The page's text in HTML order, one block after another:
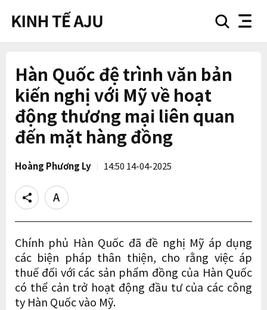
searchnav
Hàn Quốc đệ trình văn bản
kiến nghị với Mỹ về hoạt
động thương mại liên quan
đến mặt hàng đồng
Hoàng Phương Ly 14:50 14-04-2025
Share
Text
size
Chính phủ Hàn Quốc đã đề nghị Mỹ áp dụng
các biện pháp thân thiện, cho rằng việc áp
thuế đối với các sản phẩm đồng của Hàn Quốc
có thể cản trở hoạt động đầu tư của các công
ty Hàn Quốc vào Mỹ.